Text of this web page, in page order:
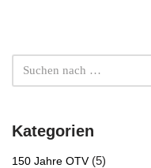
Kategorien
150 Jahre OTV(5)